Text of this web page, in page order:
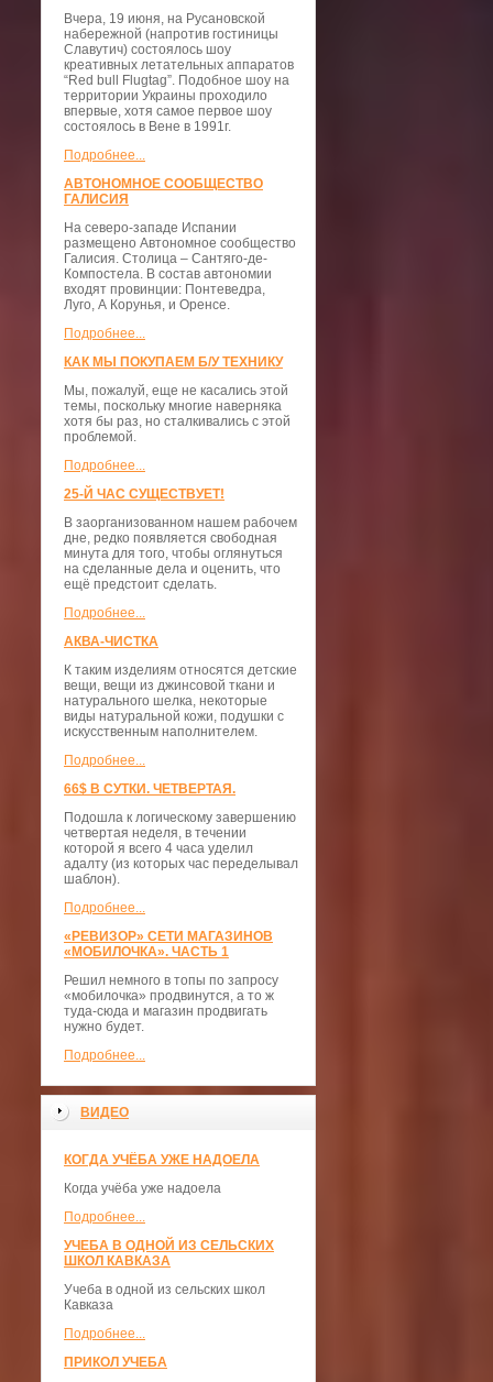
Вчера, 19 июня, на Русановской
набережной (напротив гостиницы
Славутич) состоялось шоу
креативных летательных аппаратов
“Red bull Flugtag”. Подобное шоу на
территории Украины проходило
впервые, хотя самое первое шоу
состоялось в Вене в 1991г.
Подробнее...
АВТОНОМНОЕ СООБЩЕСТВО
ГАЛИСИЯ
На северо-западе Испании
размещено Автономное сообщество
Галисия. Столица – Сантяго-де-
Компостела. В состав автономии
входят провинции: Понтеведра,
Луго, А Корунья, и Оренсе.
Подробнее...
КАК МЫ ПОКУПАЕМ Б/У ТЕХНИКУ
Мы, пожалуй, еще не касались этой
темы, поскольку многие наверняка
хотя бы раз, но сталкивались с этой
проблемой.
Подробнее...
25-Й ЧАС СУЩЕСТВУЕТ!
В заорганизованном нашем рабочем
дне, редко появляется свободная
минута для того, чтобы оглянуться
на сделанные дела и оценить, что
ещё предстоит сделать.
Подробнее...
АКВА-ЧИСТКА
К таким изделиям относятся детские
вещи, вещи из джинсовой ткани и
натурального шелка, некоторые
виды натуральной кожи, подушки с
искусственным наполнителем.
Подробнее...
66$ В СУТКИ. ЧЕТВЕРТАЯ.
Подошла к логическому завершению
четвертая неделя, в течении
которой я всего 4 часа уделил
адалту (из которых час переделывал
шаблон).
Подробнее...
«РЕВИЗОР» СЕТИ МАГАЗИНОВ
«МОБИЛОЧКА». ЧАСТЬ 1
Решил немного в топы по запросу
«мобилочка» продвинутся, а то ж
туда-сюда и магазин продвигать
нужно будет.
Подробнее...
ВИДЕО
КОГДА УЧЁБА УЖЕ НАДОЕЛА
Когда учёба уже надоела
Подробнее...
УЧЕБА В ОДНОЙ ИЗ СЕЛЬСКИХ
ШКОЛ КАВКАЗА
Учеба в одной из сельских школ
Кавказа
Подробнее...
ПРИКОЛ УЧЕБА